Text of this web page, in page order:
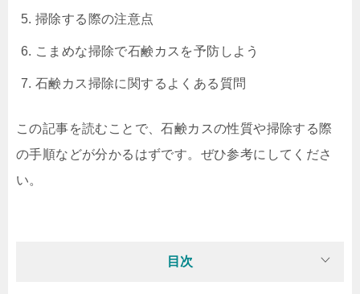
掃除する際の注意点
こまめな掃除で石鹸カスを予防しよう
石鹸カス掃除に関するよくある質問
この記事を読むことで、石鹸カスの性質や掃除する際
の手順などが分かるはずです。ぜひ参考にしてくださ
い。
目次